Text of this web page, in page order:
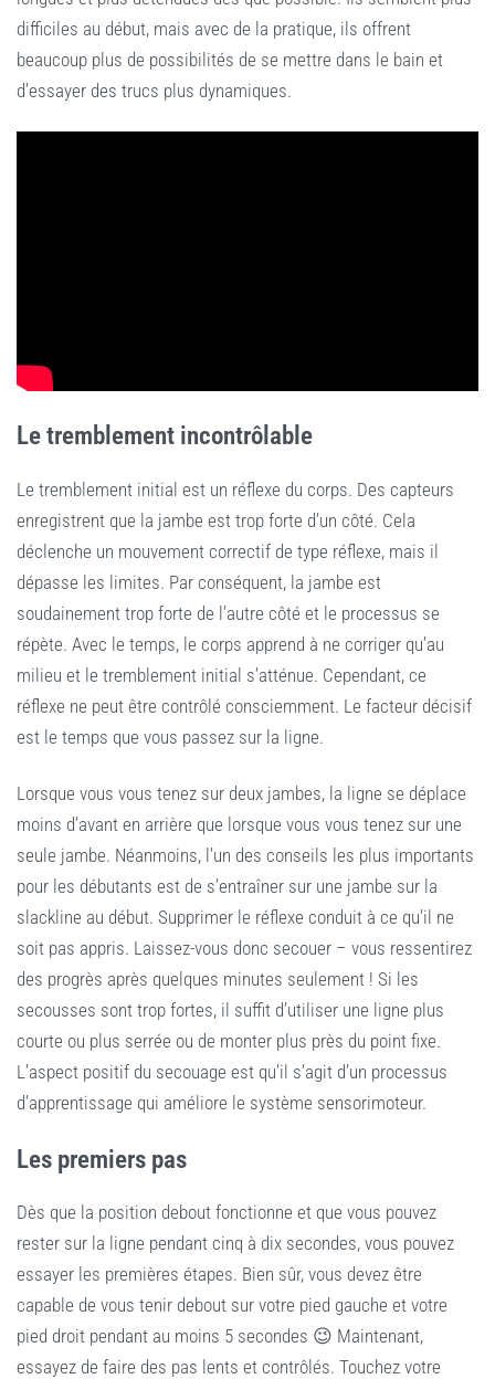
difficiles au début, mais avec de la pratique, ils offrent
beaucoup plus de possibilités de se mettre dans le bain et
d’essayer des trucs plus dynamiques.
Le tremblement incontrôlable
Le tremblement initial est un réflexe du corps. Des capteurs
enregistrent que la jambe est trop forte d’un côté. Cela
déclenche un mouvement correctif de type réflexe, mais il
dépasse les limites. Par conséquent, la jambe est
soudainement trop forte de l’autre côté et le processus se
répète. Avec le temps, le corps apprend à ne corriger qu’au
milieu et le tremblement initial s’atténue. Cependant, ce
réflexe ne peut être contrôlé consciemment. Le facteur décisif
est le temps que vous passez sur la ligne.
Lorsque vous vous tenez sur deux jambes, la ligne se déplace
moins d’avant en arrière que lorsque vous vous tenez sur une
seule jambe. Néanmoins, l’un des conseils les plus importants
pour les débutants est de s’entraîner sur une jambe sur la
slackline au début. Supprimer le réflexe conduit à ce qu’il ne
soit pas appris. Laissez-vous donc secouer – vous ressentirez
des progrès après quelques minutes seulement ! Si les
secousses sont trop fortes, il suffit d’utiliser une ligne plus
courte ou plus serrée ou de monter plus près du point fixe.
L’aspect positif du secouage est qu’il s’agit d’un processus
d’apprentissage qui améliore le système sensorimoteur.
Les premiers pas
Dès que la position debout fonctionne et que vous pouvez
rester sur la ligne pendant cinq à dix secondes, vous pouvez
essayer les premières étapes. Bien sûr, vous devez être
capable de vous tenir debout sur votre pied gauche et votre
pied droit pendant au moins 5 secondes 😉 Maintenant,
essayez de faire des pas lents et contrôlés. Touchez votre